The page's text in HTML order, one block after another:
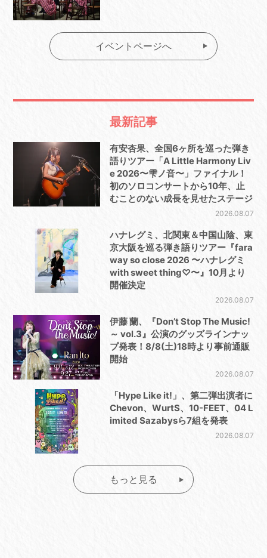
イベントページへ
最新記事
有安杏果、全国6ヶ所を巡った弾き
語りツアー「A Little Harmony Liv
e 2026〜雫ノ音〜」ファイナル！
初のソロコンサートから10年、止
むことのない成長を見せたステージ
2026.08.07
ハナレグミ、北関東＆中国山陰、東
京大阪を巡る弾き語りツアー『fara
way so close 2026 〜ハナレグミ
with sweet thing♡〜』10月より
開催決定
2026.08.07
伊藤 蘭、『Don’t Stop The Music!
～ vol.3』公演のグッズラインナッ
プ発表！8/8(土)18時より事前通販
開始
2026.08.07
「Hype Like it!」、第二弾出演者に
Chevon、WurtS、10-FEET、04 L
imited Sazabysら7組を発表
2026.08.07
もっと見る